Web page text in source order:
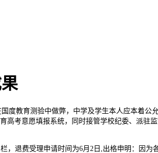
教育测验中做弊，中学及学生本人应本着公
高考意愿填报系统，同时接管学校纪委、派
退费受理申请时间为6月2日,出格申明：因为